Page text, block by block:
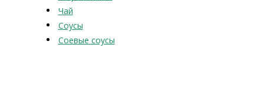
Чай
Соусы
Соевые соусы